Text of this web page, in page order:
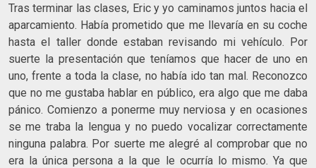
Tras terminar las clases, Eric y yo caminamos juntos hacia el
aparcamiento. Había prometido que me llevaría en su coche
hasta el taller donde estaban revisando mi vehículo. Por
suerte la presentación que teníamos que hacer de uno en
uno, frente a toda la clase, no había ido tan mal. Reconozco
que no me gustaba hablar en público, era algo que me daba
pánico. Comienzo a ponerme muy nerviosa y en ocasiones
se me traba la lengua y no puedo vocalizar correctamente
ninguna palabra. Por suerte me alegré al comprobar que no
era la única persona a la que le ocurría lo mismo. Ya que